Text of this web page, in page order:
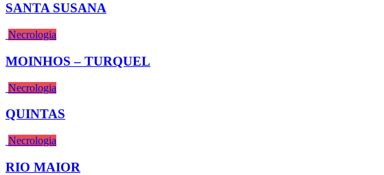
SANTA SUSANA
Necrologia
MOINHOS – TURQUEL
Necrologia
QUINTAS
Necrologia
RIO MAIOR